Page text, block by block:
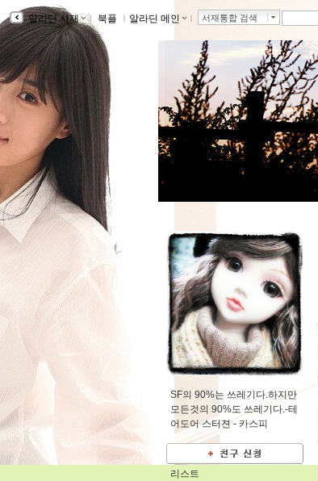
알라딘 서재 ｌ 북플 ｌ 알라딘 메인 ｌ 서재통합 검색
SF의 90%는 쓰레기다.하지만
모든것의 90%도 쓰레기다.-테
어도어 스터젼 - 카스피
리스트